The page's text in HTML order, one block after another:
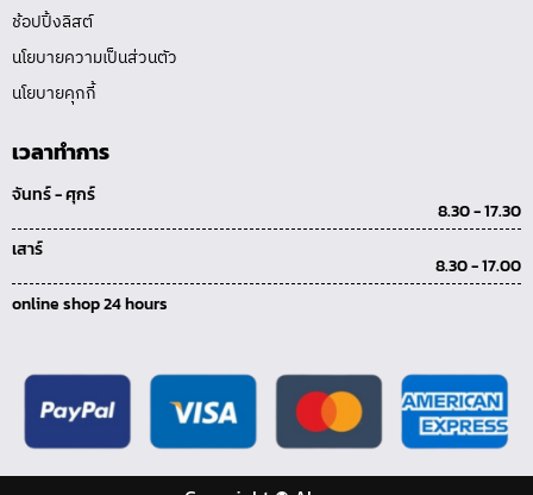
ช้อปปิ้งลิสต์
นโยบายความเป็นส่วนตัว
นโยบายคุกกี้
เวลาทำการ
จันทร์ - ศุกร์
8.30 - 17.30
เสาร์
8.30 - 17.00
online shop 24 hours